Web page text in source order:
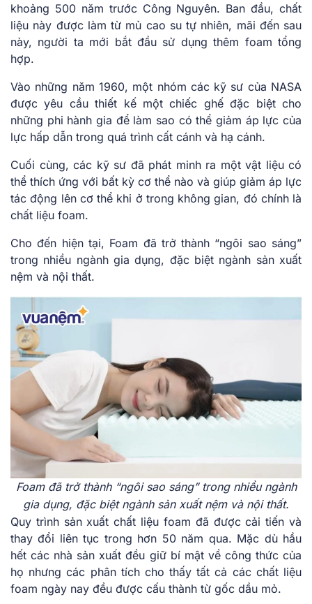
khoảng 500 năm trước Công Nguyên. Ban đầu, chất
liệu này được làm từ mủ cao su tự nhiên, mãi đến sau
này, người ta mới bắt đầu sử dụng thêm foam tổng
hợp.
Vào những năm 1960, một nhóm các kỹ sư của NASA
được yêu cầu thiết kế một chiếc ghế đặc biệt cho
những phi hành gia để làm sao có thể giảm áp lực của
lực hấp dẫn trong quá trình cất cánh và hạ cánh.
Cuối cùng, các kỹ sư đã phát minh ra một vật liệu có
thể thích ứng với bất kỳ cơ thể nào và giúp giảm áp lực
tác động lên cơ thể khi ở trong không gian, đó chính là
chất liệu foam.
Cho đến hiện tại, Foam đã trở thành “ngôi sao sáng”
trong nhiều ngành gia dụng, đặc biệt ngành sản xuất
nệm và nội thất.
Foam đã trở thành “ngôi sao sáng” trong nhiều ngành
gia dụng, đặc biệt ngành sản xuất nệm và nội thất.
Quy trình sản xuất chất liệu foam đã được cải tiến và
thay đổi liên tục trong hơn 50 năm qua. Mặc dù hầu
hết các nhà sản xuất đều giữ bí mật về công thức của
họ nhưng các phân tích cho thấy tất cả các chất liệu
foam ngày nay đều được cấu thành từ gốc dầu mỏ.